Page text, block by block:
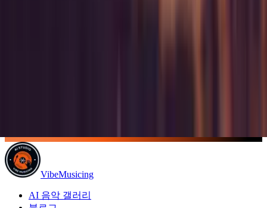
VibeMusicing
AI 음악 갤러리